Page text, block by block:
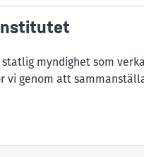
myndighet som
vi genom att